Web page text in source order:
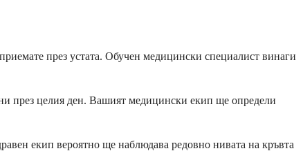
през устата. Обучен медицински специалист винаги
през целия ден. Вашият медицински екип ще определи
екип вероятно ще наблюдава редовно нивата на кръвта